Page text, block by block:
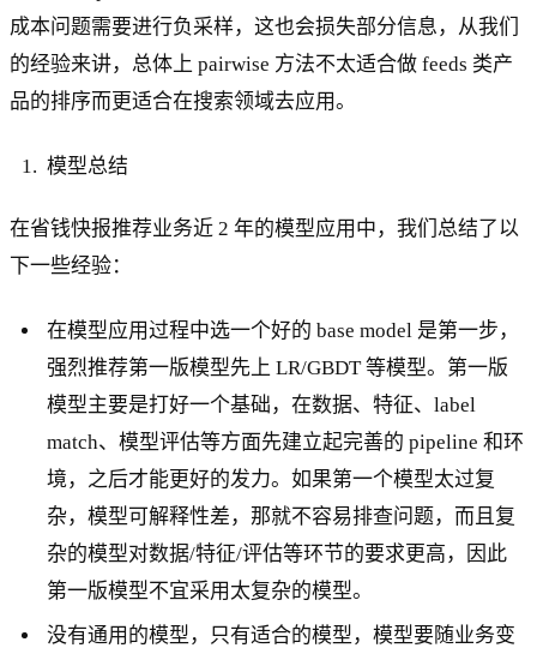
成本问题需要进行负采样，这也会损失部分信息，从我们
的经验来讲，总体上 pairwise 方法不太适合做 feeds 类产
品的排序而更适合在搜索领域去应用。
模型总结
在省钱快报推荐业务近 2 年的模型应用中，我们总结了以
下一些经验：
在模型应用过程中选一个好的 base model 是第一步，
强烈推荐第一版模型先上 LR/GBDT 等模型。第一版
模型主要是打好一个基础，在数据、特征、label
match、模型评估等方面先建立起完善的 pipeline 和环
境，之后才能更好的发力。如果第一个模型太过复
杂，模型可解释性差，那就不容易排查问题，而且复
杂的模型对数据/特征/评估等环节的要求更高，因此
第一版模型不宜采用太复杂的模型。
没有通用的模型，只有适合的模型，模型要随业务变